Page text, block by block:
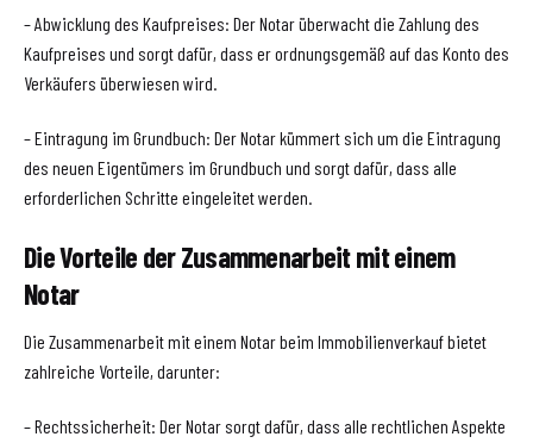
– Abwicklung des Kaufpreises: Der Notar überwacht die Zahlung des
Kaufpreises und sorgt dafür, dass er ordnungsgemäß auf das Konto des
Verkäufers überwiesen wird.
– Eintragung im Grundbuch: Der Notar kümmert sich um die Eintragung
des neuen Eigentümers im Grundbuch und sorgt dafür, dass alle
erforderlichen Schritte eingeleitet werden.
Die Vorteile der Zusammenarbeit mit einem
Notar
Die Zusammenarbeit mit einem Notar beim Immobilienverkauf bietet
zahlreiche Vorteile, darunter:
– Rechtssicherheit: Der Notar sorgt dafür, dass alle rechtlichen Aspekte